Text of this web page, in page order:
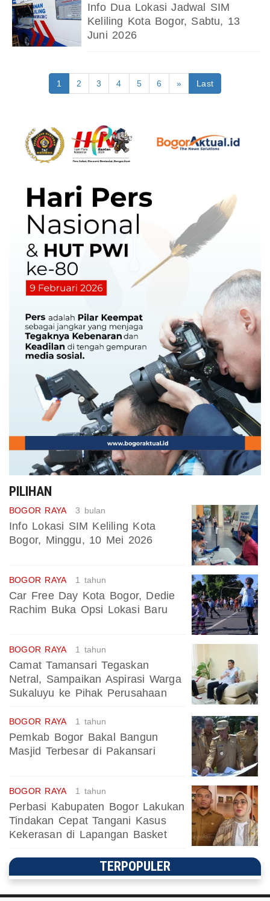
Info Dua Lokasi Jadwal SIM
Keliling Kota Bogor, Sabtu, 13
Juni 2026
1 2 3 4 5 6 » Last
PILIHAN
BOGOR RAYA 3 bulan
Info Lokasi SIM Keliling Kota
Bogor, Minggu, 10 Mei 2026
BOGOR RAYA 1 tahun
Car Free Day Kota Bogor, Dedie
Rachim Buka Opsi Lokasi Baru
BOGOR RAYA 1 tahun
Camat Tamansari Tegaskan
Netral, Sampaikan Aspirasi Warga
Sukaluyu ke Pihak Perusahaan
BOGOR RAYA 1 tahun
Pemkab Bogor Bakal Bangun
Masjid Terbesar di Pakansari
BOGOR RAYA 1 tahun
Perbasi Kabupaten Bogor Lakukan
Tindakan Cepat Tangani Kasus
Kekerasan di Lapangan Basket
TERPOPULER